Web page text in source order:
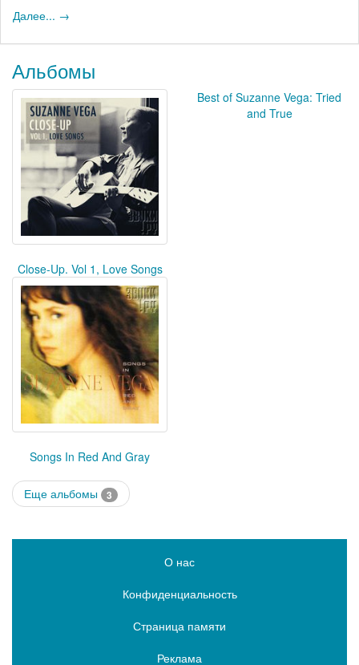
Далее... →
Альбомы
Close-Up. Vol 1, Love Songs
Best of Suzanne Vega: Tried
and True
Songs In Red And Gray
Еще альбомы 3
О нас
Конфиденциальность
Страница памяти
Реклама